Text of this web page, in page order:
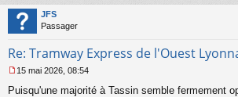
JFS
Passager
Re: Tramway Express de l'Ouest
e
15 mai 2026, 08:54
Puisqu'une majorité à Tassin semble fermement